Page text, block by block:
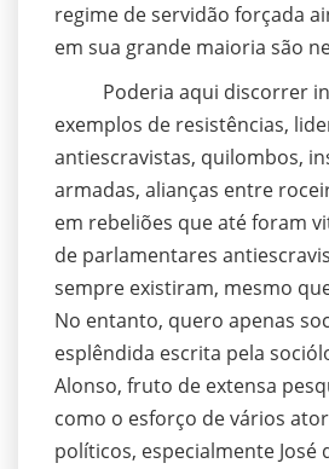
regime de servidão forçada
em sua grande maioria são
Poderia aqui discorrer
exemplos de resistências,
antiescravistas, quilombos,
armadas, alianças entre
em rebeliões que até foram
de parlamentares
sempre existiram, mesmo
No entanto, quero apenas
esplêndida escrita pela
Alonso, fruto de extensa
como o esforço de vários
políticos, especialmente José